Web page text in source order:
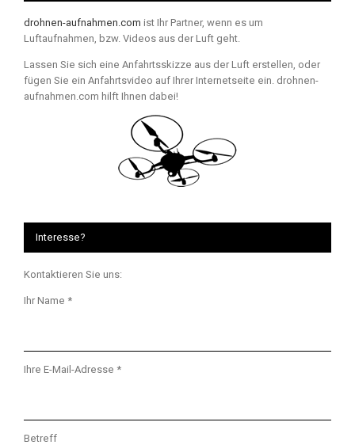
drohnen-aufnahmen.com ist Ihr Partner, wenn es um
Luftaufnahmen, bzw. Videos aus der Luft geht.
Lassen Sie sich eine Anfahrtsskizze aus der Luft erstellen, oder
fügen Sie ein Anfahrtsvideo auf Ihrer Internetseite ein. drohnen-
aufnahmen.com hilft Ihnen dabei!
Interesse?
Kontaktieren Sie uns:
Ihr Name *
Ihre E-Mail-Adresse *
Betreff